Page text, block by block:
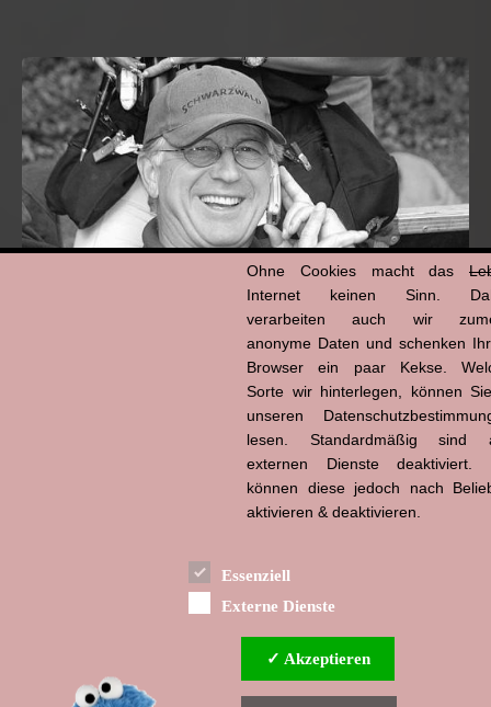
Ohne Cookies macht das
Internet keinen Sinn.
verarbeiten auch wir
anonyme Daten und schenken
Browser ein paar Kekse.
Sorte wir hinterlegen, können
unseren
lesen. Standardmäßig sind
externen Dienste deaktiviert.
können diese jedoch nach
aktivieren & deaktivieren.
Essenziell
Externe Dienste
✓ Akzeptieren